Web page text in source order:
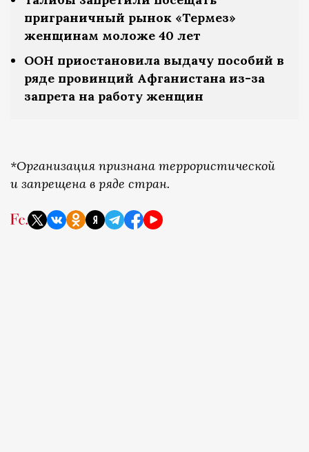
приграничный рынок «Термез»
женщинам моложе 40 лет
ООН приостановила выдачу пособий в
ряде провинций Афганистана из-за
запрета на работу женщин
*Организация признана террористической
и запрещена в ряде стран.